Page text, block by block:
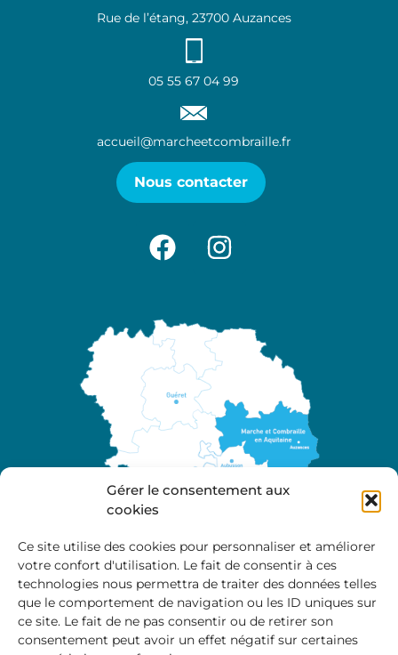
Gérer le consentement aux
cookies
Ce site utilise des cookies pour personnaliser et améliorer
votre confort d'utilisation. Le fait de consentir à ces
technologies nous permettra de traiter des données telles
que le comportement de navigation ou les ID uniques sur
ce site. Le fait de ne pas consentir ou de retirer son
consentement peut avoir un effet négatif sur certaines
Rue de l’étang, 23700 Auzances
05 55 67 04 99
accueil@marcheetcombraille.fr
Nous contacter
A propos
Site officiel de la Communauté de Communes
Marche et Combraille en Aquitaine